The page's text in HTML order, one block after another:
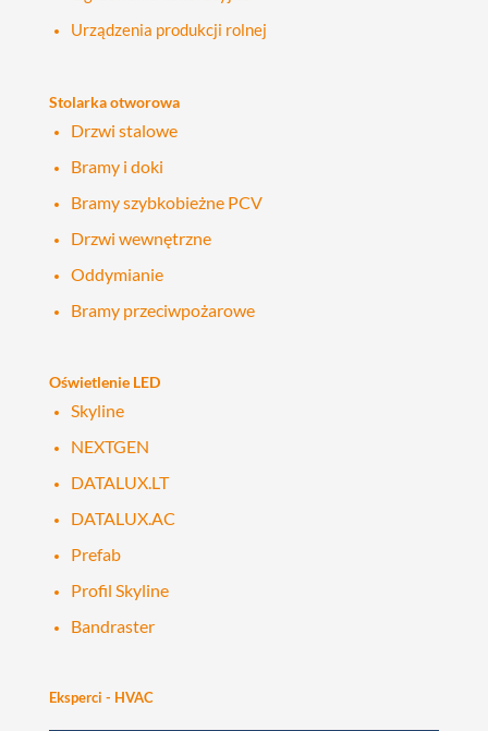
Urządzenia produkcji rolnej
Stolarka otworowa
Drzwi stalowe
Bramy i doki
Bramy szybkobieżne PCV
Drzwi wewnętrzne
Oddymianie
Bramy przeciwpożarowe
Oświetlenie LED
Skyline
NEXTGEN
DATALUX.LT
DATALUX.AC
Prefab
Profil Skyline
Bandraster
Eksperci - HVAC